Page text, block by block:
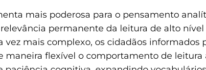
mais poderosa para o pensamento
permanente da leitura de alto
mais complexo, os cidadãos informados
maneira flexível o comportamento de